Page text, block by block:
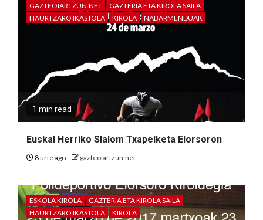
GAZTEOIARTZUN.NET
GAZTERIA ETA KIROLA SAILA
HAURTZARO IKASTOLA
KIROLA NABARMENDUAK
1 min read
Euskal Herriko Slalom Txapelketa Elorsoron
8 urte ago gazteoiartzun.net
ESKOLA KIROLA
GAZTERIA ETA KIROLA SAILA
HAURTZARO IKASTOLA
KIROLA